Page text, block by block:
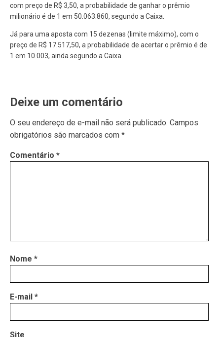
com preço de R$ 3,50, a probabilidade de ganhar o prêmio
milionário é de 1 em 50.063.860, segundo a Caixa.
Já para uma aposta com 15 dezenas (limite máximo), com o
preço de R$ 17.517,50, a probabilidade de acertar o prêmio é de
1 em 10.003, ainda segundo a Caixa.
Deixe um comentário
O seu endereço de e-mail não será publicado. Campos
obrigatórios são marcados com *
Comentário *
Nome *
E-mail *
Site